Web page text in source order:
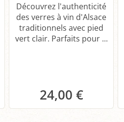
Découvrez l'authenticité
des verres à vin d'Alsace
traditionnels avec pied
vert clair. Parfaits pour ...
24,00 €